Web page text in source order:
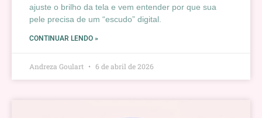
ajuste o brilho da tela e vem entender por que sua
pele precisa de um “escudo” digital.
CONTINUAR LENDO »
Andreza Goulart 6 de abril de 2026